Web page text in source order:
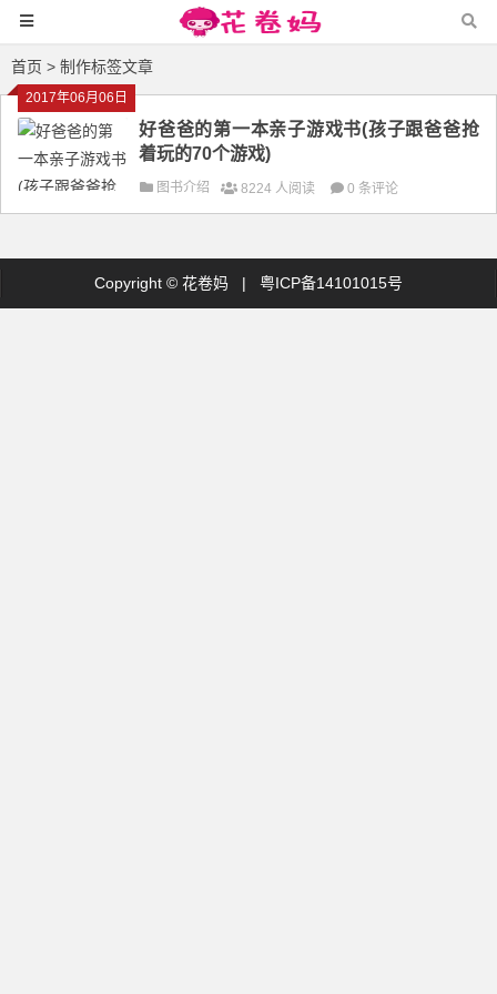
首页 > 制作标签文章
2017年06月06日
好爸爸的第一本亲子游戏书(孩子跟爸爸抢
着玩的70个游戏)
图书介绍 8224 人阅读 0 条评论
Copyright © 花卷妈 | 粤ICP备14101015号